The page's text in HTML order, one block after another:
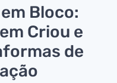
Bloco:
Criou e
de